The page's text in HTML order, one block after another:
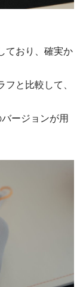
ており、確実か
と比較して、
ージョンが用